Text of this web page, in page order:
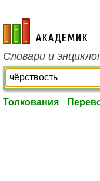
academic.ru
Словари и
Толкования